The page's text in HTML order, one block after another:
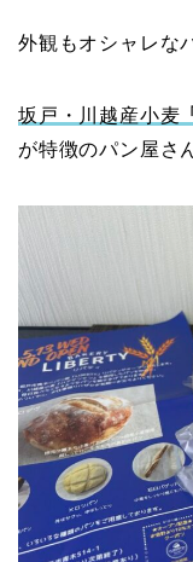
外観もオシャレな
坂戸・川越産小麦
が特徴のパン屋さ